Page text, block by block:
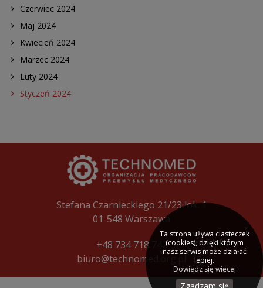
Czerwiec 2024
Maj 2024
Kwiecień 2024
Marzec 2024
Luty 2024
Styczeń 2024
Stefana Czarnieckiego 21/23 lok. 1
01-548 Warszawa
+48 734 718 742
biuro@technomed.org.pl
Ta strona używa ciasteczek
(cookies), dzięki którym
nasz serwis może działać
lepiej.
Dowiedz się więcej
Zgadzam się